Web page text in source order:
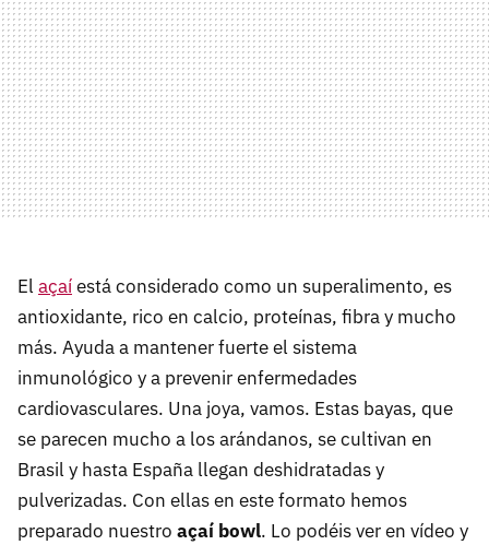
El açaíestá considerado como un superalimento, es
antioxidante, rico en calcio, proteínas, fibra y mucho
más. Ayuda a mantener fuerte el sistema
inmunológico y a prevenir enfermedades
cardiovasculares. Una joya, vamos. Estas bayas, que
se parecen mucho a los arándanos, se cultivan en
Brasil y hasta España llegan deshidratadas y
pulverizadas. Con ellas en este formato hemos
preparado nuestro açaí bowl. Lo podéis ver en vídeo y